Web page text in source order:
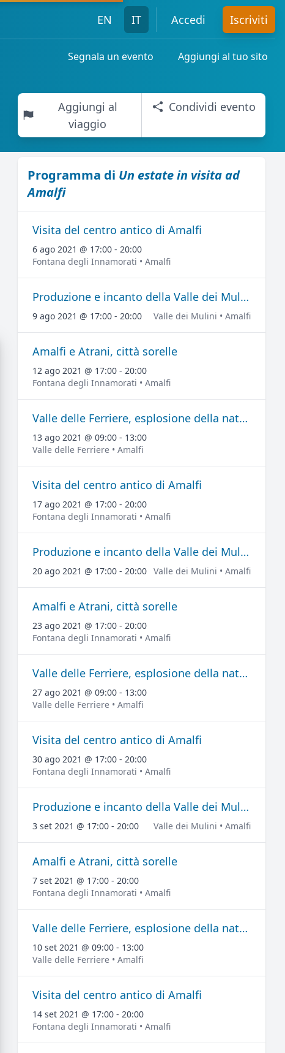
EN IT Accedi Iscriviti
Segnala un evento Aggiungi al tuo sito
Aggiungi al
viaggio
Condividi evento
Programma di Un estate in visita ad
Amalfi
Visita del centro antico di Amalfi
6 ago 2021 @ 17:00 - 20:00
Fontana degli Innamorati • Amalfi
Produzione e incanto della Valle dei Mulini
9 ago 2021 @ 17:00 - 20:00 Valle dei Mulini • Amalfi
Amalfi e Atrani, città sorelle
12 ago 2021 @ 17:00 - 20:00
Fontana degli Innamorati • Amalfi
Valle delle Ferriere, esplosione della natura
13 ago 2021 @ 09:00 - 13:00
Valle delle Ferriere • Amalfi
Visita del centro antico di Amalfi
17 ago 2021 @ 17:00 - 20:00
Fontana degli Innamorati • Amalfi
Produzione e incanto della Valle dei Mulini
20 ago 2021 @ 17:00 - 20:00 Valle dei Mulini • Amalfi
Amalfi e Atrani, città sorelle
23 ago 2021 @ 17:00 - 20:00
Fontana degli Innamorati • Amalfi
Valle delle Ferriere, esplosione della natura
27 ago 2021 @ 09:00 - 13:00
Valle delle Ferriere • Amalfi
Visita del centro antico di Amalfi
30 ago 2021 @ 17:00 - 20:00
Fontana degli Innamorati • Amalfi
Produzione e incanto della Valle dei Mulini
3 set 2021 @ 17:00 - 20:00 Valle dei Mulini • Amalfi
Amalfi e Atrani, città sorelle
7 set 2021 @ 17:00 - 20:00
Fontana degli Innamorati • Amalfi
Valle delle Ferriere, esplosione della natura
10 set 2021 @ 09:00 - 13:00
Valle delle Ferriere • Amalfi
Visita del centro antico di Amalfi
14 set 2021 @ 17:00 - 20:00
Fontana degli Innamorati • Amalfi